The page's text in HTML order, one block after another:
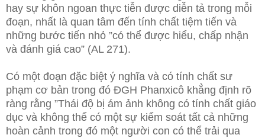
hay sự khôn ngoan thực tiễn được diễn tả trong mỗi
đoạn, nhất là quan tâm đến tính chất tiệm tiến và
những bước tiến nhỏ ”có thể được hiểu, chấp nhận
và đánh giá cao” (AL 271).
Có một đoạn đặc biệt ý nghĩa và có tính chất sư
phạm cơ bản trong đó ĐGH Phanxicô khẳng định rõ
ràng rằng ”Thái độ bị ám ảnh không có tính chất giáo
dục và không thể có một sự kiểm soát tất cả những
hoàn cảnh trong đó một người con có thể trải qua